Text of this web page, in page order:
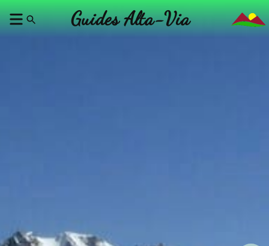
Guides Alta-Via